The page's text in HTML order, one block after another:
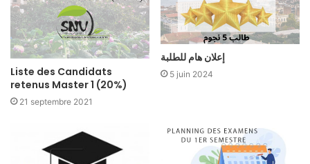
Liste des Candidats
retenus Master 1 (20%)
21 septembre 2021
إعلان هام للطلبة
5 juin 2024